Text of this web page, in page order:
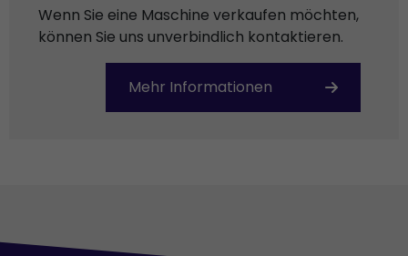
Wenn Sie eine Maschine verkaufen möchten,
können Sie uns unverbindlich kontaktieren.
Mehr Informationen